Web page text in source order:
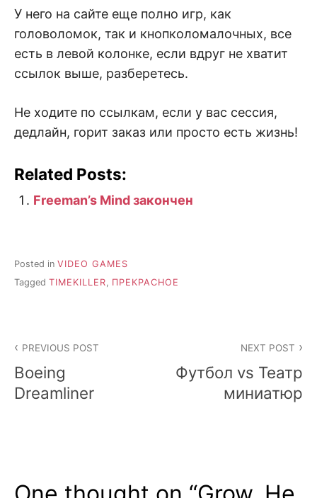
У него на сайте еще полно игр, как
головоломок, так и кнопколомалочных, все
есть в левой колонке, если вдруг не хватит
ссылок выше, разберетесь.
Не ходите по ссылкам, если у вас сессия,
дедлайн, горит заказ или просто есть жизнь!
Related Posts:
Freeman’s Mind закончен
Posted in VIDEO GAMES
Tagged TIMEKILLER, ПРЕКРАСНОЕ
navigation
PREVIOUS POST
Boeing
Dreamliner
NEXT POST
Футбол vs Театр
миниатюр